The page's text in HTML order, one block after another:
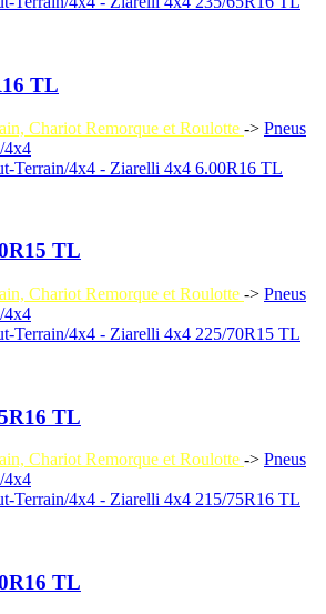
TL
Chariot Remorque et Roulotte -> Pneus
4x4
TL
Chariot Remorque et Roulotte -> Pneus
4x4
TL
Chariot Remorque et Roulotte -> Pneus
4x4
TL